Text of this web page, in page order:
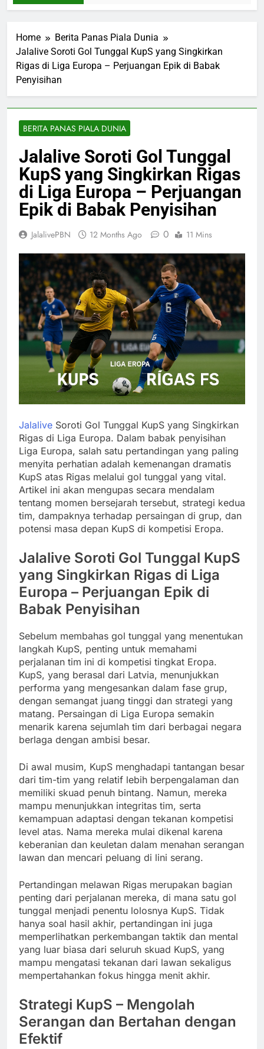
Home
Berita Panas Piala Dunia
Jalalive Soroti Gol Tunggal KupS yang Singkirkan
Rigas di Liga Europa – Perjuangan Epik di Babak
Penyisihan
BERITA PANAS PIALA DUNIA
Jalalive Soroti Gol Tunggal
KupS yang Singkirkan Rigas
di Liga Europa – Perjuangan
Epik di Babak Penyisihan
JalalivePBN 12 Months Ago 0 11 Mins
Jalalive Soroti Gol Tunggal KupS yang Singkirkan
Rigas di Liga Europa. Dalam babak penyisihan
Liga Europa, salah satu pertandingan yang paling
menyita perhatian adalah kemenangan dramatis
KupS atas Rigas melalui gol tunggal yang vital.
Artikel ini akan mengupas secara mendalam
tentang momen bersejarah tersebut, strategi kedua
tim, dampaknya terhadap persaingan di grup, dan
potensi masa depan KupS di kompetisi Eropa.
Jalalive Soroti Gol Tunggal KupS
yang Singkirkan Rigas di Liga
Europa – Perjuangan Epik di
Babak Penyisihan
Sebelum membahas gol tunggal yang menentukan
langkah KupS, penting untuk memahami
perjalanan tim ini di kompetisi tingkat Eropa.
KupS, yang berasal dari Latvia, menunjukkan
performa yang mengesankan dalam fase grup,
dengan semangat juang tinggi dan strategi yang
matang. Persaingan di Liga Europa semakin
menarik karena sejumlah tim dari berbagai negara
berlaga dengan ambisi besar.
Di awal musim, KupS menghadapi tantangan besar
dari tim-tim yang relatif lebih berpengalaman dan
memiliki skuad penuh bintang. Namun, mereka
mampu menunjukkan integritas tim, serta
kemampuan adaptasi dengan tekanan kompetisi
level atas. Nama mereka mulai dikenal karena
keberanian dan keuletan dalam menahan serangan
lawan dan mencari peluang di lini serang.
Pertandingan melawan Rigas merupakan bagian
penting dari perjalanan mereka, di mana satu gol
tunggal menjadi penentu lolosnya KupS. Tidak
hanya soal hasil akhir, pertandingan ini juga
memperlihatkan perkembangan taktik dan mental
yang luar biasa dari seluruh skuad KupS, yang
mampu mengatasi tekanan dari lawan sekaligus
mempertahankan fokus hingga menit akhir.
Strategi KupS – Mengolah
Serangan dan Bertahan dengan
Efektif